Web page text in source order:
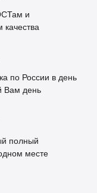
и
по России в день
Вам день
полный
месте